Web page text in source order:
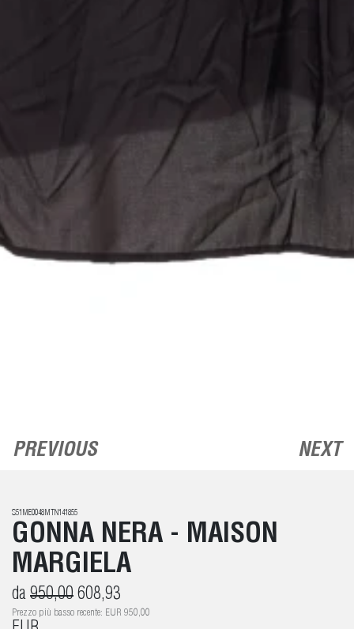
PREVIOUS NEXT
S51ME0048MTN141855
GONNA NERA - MAISON
MARGIELA
da 950,00 608,93
Prezzo più basso recente: EUR 950,00